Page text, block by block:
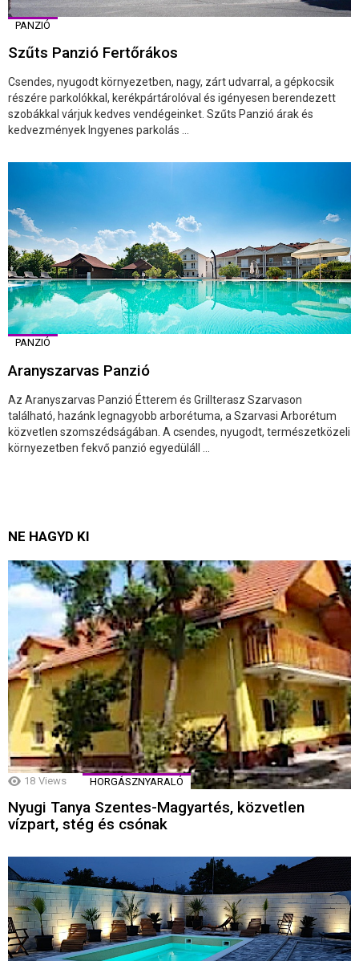
PANZIÓ
Szűts Panzió Fertőrákos
Csendes, nyugodt környezetben, nagy, zárt udvarral, a gépkocsik
részére parkolókkal, kerékpártárolóval és igényesen berendezett
szobákkal várjuk kedves vendégeinket. Szűts Panzió árak és
kedvezmények Ingyenes parkolás ...
PANZIÓ
Aranyszarvas Panzió
Az Aranyszarvas Panzió Étterem és Grillterasz Szarvason
található, hazánk legnagyobb arborétuma, a Szarvasi Arborétum
közvetlen szomszédságában. A csendes, nyugodt, természetközeli
környezetben fekvő panzió egyedüláll ...
NE HAGYD KI
18 Views HORGÁSZNYARALÓ
Nyugi Tanya Szentes-Magyartés, közvetlen
vízpart, stég és csónak